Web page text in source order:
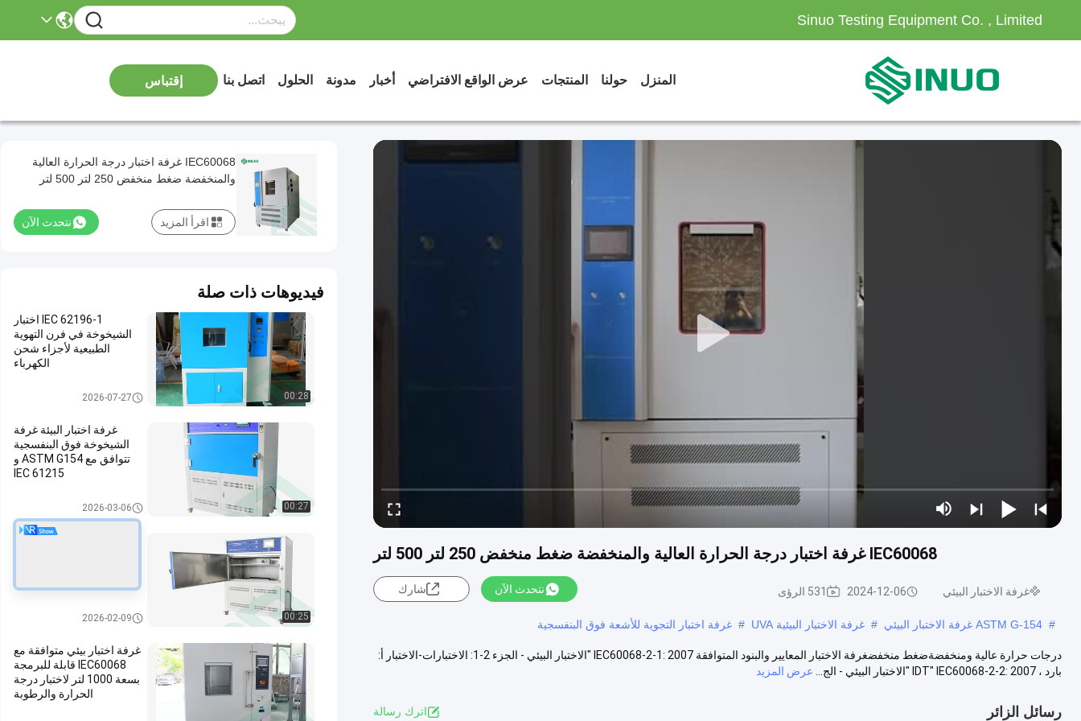
Sinuo Testing Equipment Co. , Limited
المنزل حولنا المنتجات عرض الواقع الافتراضي أخبار مدونة الحلول اتصل بنا إقتباس
IEC60068 غرفة اختبار درجة الحرارة العالية والمنخفضة ضغط منخفض 250 لتر 500 لتر
غرفة الاختبار البيئي 2024-12-06 531 الرؤى نتحدث الآن شارك
# ASTM G-154 غرفة الاختبار البيئي # غرفة الاختبار البيئية UVA # غرفة اختبار التجوية للأشعة فوق البنفسجية
درجات حرارة عالية ومنخفضةضغط منخفضغرفة الاختبار المعايير والبنود المتوافقة IEC60068-2-1: 2007 "الاختبار البيئي - الجزء 2-1: الاختبارات-الاختبار أ:
بارد ، IDT" IEC60068-2-2: 2007 "الاختبار البيئي - الج...
عرض المزيد
رسائل الزائر اترك رسالة
IEC60068 غرفة اختبار درجة الحرارة العالية
والمنخفضة ضغط منخفض 250 لتر 500 لتر
نتحدث الآن اقرأ المزيد
فيديوهات ذات صلة
00:28
IEC 62196-1 اختبار
الشيخوخة في فرن التهوية
الطبيعية لأجزاء شحن
الكهرباء
غرفة الاختبار البيئي2026-07-27
00:27
غرفة اختبار البيئة غرفة
الشيخوخة فوق البنفسجية
تتوافق مع ASTM G154 و
IEC 61215
غرفة الاختبار البيئي2026-03-06
00:25
فوق البنفسجية
غرفة الاختبار البيئي2026-02-09
غرفة اختبار بيئي متوافقة مع
IEC60068 قابلة للبرمجة
بسعة 1000 لتر لاختبار درجة
الحرارة والرطوبة